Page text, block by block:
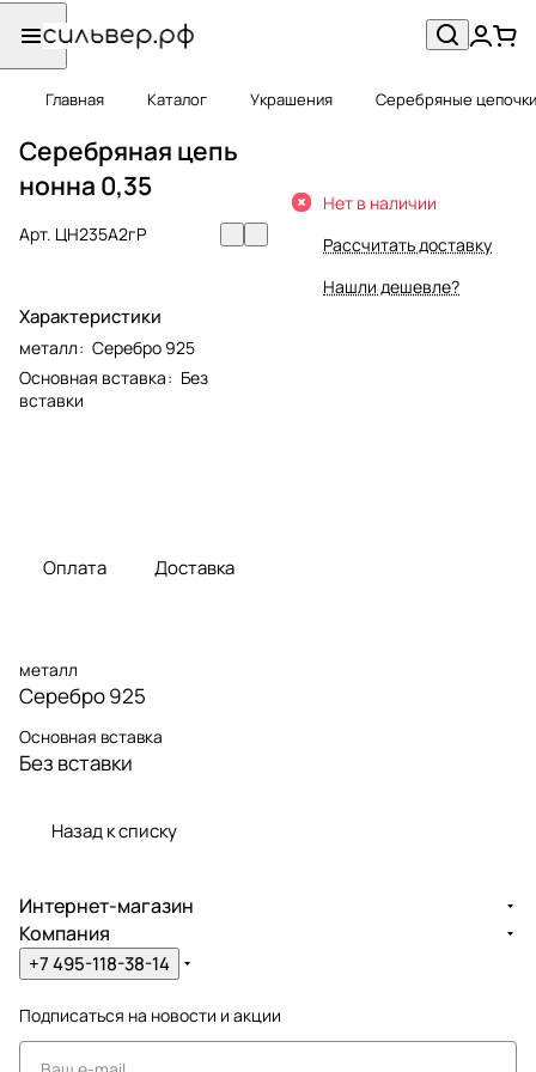
Главная Каталог Украшения Серебряные цепочки
Серебряная цепь
нонна 0,35
Арт. ЦН235А2гР
Характеристики
металл: Серебро 925
Основная вставка: Без
вставки
Нет в наличии
Рассчитать доставку
Нашли дешевле?
Оплата Доставка
металл
Серебро 925
Основная вставка
Без вставки
Назад к списку
Интернет-магазин
Компания
+7 495-118-38-14
Подписаться на новости и акции